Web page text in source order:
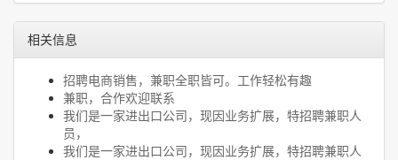
相关信息
招聘电商销售，兼职全职皆可。工作轻松有趣
兼职，合作欢迎联系
我们是一家进出口公司，现因业务扩展，特招聘兼职人
员，
我们是一家进出口公司，现因业务扩展，特招聘兼职人